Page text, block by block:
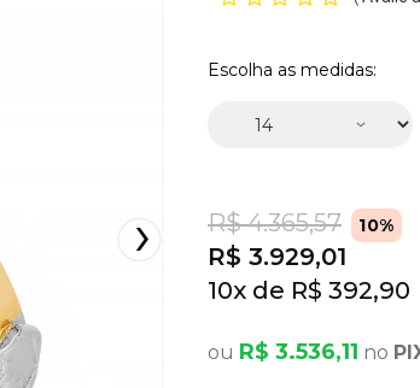
Escolha as medidas:
R$ 4.365,57 10%
R$ 3.929,01
10x R$ 392,90
R$ 3.536,11